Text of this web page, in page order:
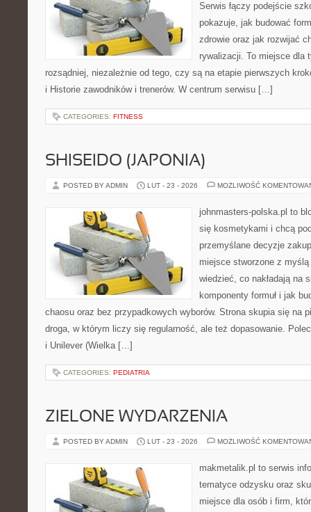
Serwis łączy podejście
pokazuje, jak budować
zdrowie oraz jak rozwijać
rywalizacji. To miejsce dla
rozsądniej, niezależnie od tego, czy są na etapie pierwszych
i Historie zawodników i trenerów. W centrum serwisu […]
CATEGORIES: FITNESS
SHISEIDO (JAPONIA)
POSTED BY ADMIN LUT - 23 - 2026 MOŻLIWOŚĆ
johnmasters-polska.pl to
się kosmetykami i chcą
przemyślane decyzje
miejsce stworzone z
wiedzieć, co nakładają na
komponenty formuł i jak
chaosu oraz bez przypadkowych wyborów. Strona skupia się na
droga, w którym liczy się regularność, ale też dopasowanie.
i Unilever (Wielka […]
CATEGORIES: PEDIATRIA
ZIELONE WYDARZENIA
POSTED BY ADMIN LUT - 23 - 2026 MOŻLIWOŚĆ
makmetalik.pl to serwis
tematyce odzysku oraz
miejsce dla osób i firm,